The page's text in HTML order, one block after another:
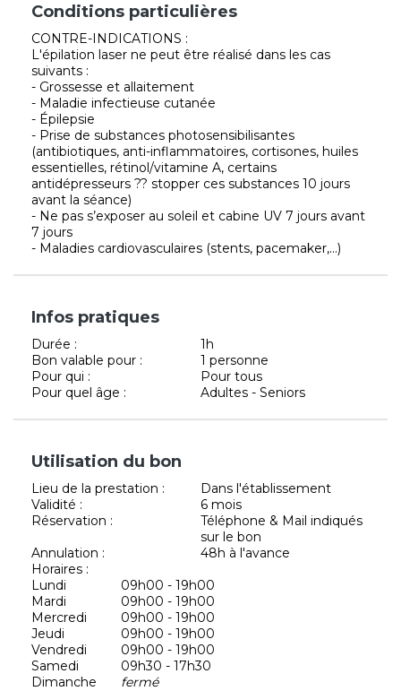
Conditions particulières
CONTRE-INDICATIONS :
L'épilation laser ne peut être réalisé dans les cas
suivants :
- Grossesse et allaitement
- Maladie infectieuse cutanée
- Épilepsie
- Prise de substances photosensibilisantes
(antibiotiques, anti-inflammatoires, cortisones, huiles
essentielles, rétinol/vitamine A, certains
antidépresseurs ?? stopper ces substances 10 jours
avant la séance)
- Ne pas s’exposer au soleil et cabine UV 7 jours avant
7 jours
- Maladies cardiovasculaires (stents, pacemaker,...)
Infos pratiques
Durée :
1h
Bon valable pour :
1 personne
Pour qui :
Pour tous
Pour quel âge :
Adultes - Seniors
Utilisation du bon
Lieu de la prestation :
Dans l'établissement
Validité :
6 mois
Réservation :
Téléphone & Mail indiqués
sur le bon
Annulation :
48h à l'avance
Horaires :
Lundi
09h00 - 19h00
Mardi
09h00 - 19h00
Mercredi
09h00 - 19h00
Jeudi
09h00 - 19h00
Vendredi
09h00 - 19h00
Samedi
09h30 - 17h30
Dimanche
fermé